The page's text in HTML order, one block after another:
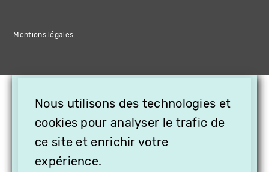
Mentions légales
Nous utilisons des technologies et
cookies pour analyser le trafic de
ce site et enrichir votre
expérience.
OFFREZ LA VIDÉO EN
CADEAU, ABONNEZ VOS
PROCHES À VITHÈQUE !